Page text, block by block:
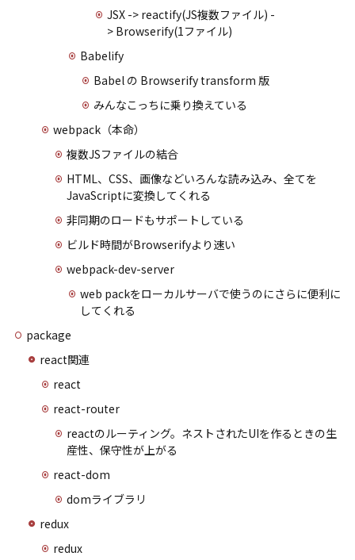
JSX -> reactify(JS複数ファイル) -
> Browserify(1ファイル)
Babelify
Babel の Browserify transform 版
みんなこっちに乗り換えている
webpack（本命）
複数JSファイルの結合
HTML、CSS、画像などいろんな読み込み、全てを
JavaScriptに変換してくれる
非同期のロードもサポートしている
ビルド時間がBrowserifyより速い
webpack-dev-server
web packをローカルサーバで使うのにさらに便利に
してくれる
package
react関連
react
react-router
reactのルーティング。ネストされたUIを作るときの生
産性、保守性が上がる
react-dom
domライブラリ
redux
redux